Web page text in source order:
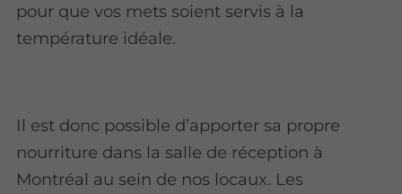
pour que vos mets soient servis à la
température idéale.
Il est donc possible d’apporter sa propre
nourriture dans la salle de réception à
Montréal au sein de nos locaux. Les